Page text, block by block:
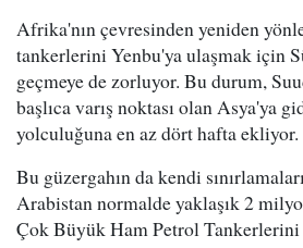
Afrika'nın çevresinden yeniden
tankerlerini Yenbu'ya ulaşmak için
geçmeye de zorluyor. Bu durum,
başlıca varış noktası olan Asya'ya
yolculuğuna en az dört hafta ekliyor.
Bu güzergahın da kendi
Arabistan normalde yaklaşık 2
Çok Büyük Ham Petrol